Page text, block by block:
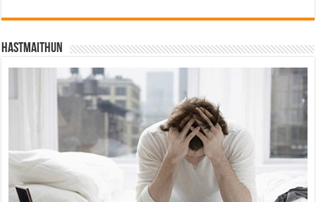
Hastmaithun